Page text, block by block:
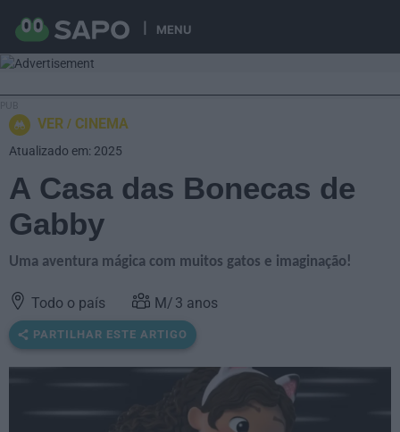
MENU
VER CINEMA
A Casa das Bonecas de
Gabby
Uma aventura mágica com muitos gatos e imaginação!
Todo o país 3 anos
PARTILHAR ESTE ARTIGO
Atualizado em: 2025